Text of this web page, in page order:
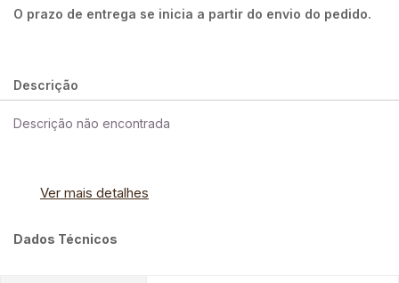
O prazo de entrega se inicia a partir do envio do pedido.
Descrição
Descrição não encontrada
Ver mais detalhes
Dados Técnicos